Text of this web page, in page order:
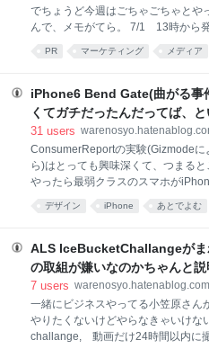
ー（戻りのみ。行きはいける）が使
けで、同時に移動する人が2名以上で
手段が良いだろう。まず、同じ南山
し、徒歩でボーダーを通過。ボーダ
タクシーがいるので、こいつに乗っ
でちょうど今週はごちゃごちゃとや
んで、メモがてら。 7/1 13時から
定しよう。だいたいCerevoがいつも
うだ。 Timeline . 5/1頃 こういう
当該タイトルだと文中にどんな写真
想定解をきめる . 5/5〜6/30 チー
何やらを眺めながら、おっ、これは
で発表予定日(6月31日）を決める .
うやって発表するか、場所・時間な
6/15 プレスの皆様＆リリース投げ
一斉Email . 6/16 どうしても来て
PR マーケティング メディア
iPhone6 Bend Gate(曲がる事
くてガチだったんだってば、
ろ！
31 users
ConsumerReportの実験(Gizmodeに
ら)はとっても興味深くて、つまる
やったら最弱クラスのスマホが
でFAなわけで、事件終了というより
った！』と騒ぐTimingなんじゃぁな
iPhone5の気分で使っていたらやっ
よ、と注意喚起するべしという話で
31kgぐらいなわけですよ。31kgって
そんなもんだったはずとさっき体重
計測してみたから間違いないｗ（体
40kg前後は普通に掛かる）。 で、
デザイン iPhone あとでよむ
ALS IceBucketChallangeがま
の取組が嫌いなのかちゃんと
ャズムを超えろ！
7 users warenosyo.hatenablog.com
一緒にビジネスやってる小笠原さん
やりたくないけどやらなきゃいけな
challange, 動画だけ24時間以内に